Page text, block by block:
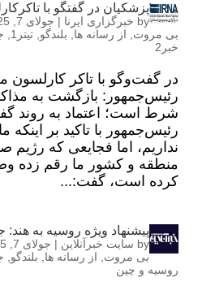
پزشکیان در گفتگو با
by خبرگزاری ایرنا | جولای 7, 2025 2:30 ب.ظ
بی مروت
از رسانه ها بلندگو تیتر1
خبر2
در گفت‌وگو با تاکر
رئیس‌جمهور: بازگشت به
شرط است؛ اعتماد به روند
رئیس‌جمهور با تاکید بر اینکه
نداریم، اما فجایعی که رژیم
منطقه و کشور ما رقم زده
کرده است، گفت:...
پیشنهاد ویژه روسیه به هند:
by سایت خبرآنلاین | جولای 7, 2025 8:28 ق.ظ
بی مروت
از رسانه ها بلندگو
روسیه و چین